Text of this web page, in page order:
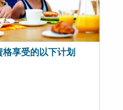
享受的以下计划